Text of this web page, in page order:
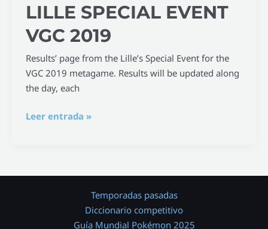
LILLE SPECIAL EVENT
VGC 2019
Results’ page from the Lille’s Special Event for the
VGC 2019 metagame. Results will be updated along
the day, each
Leer entrada »
Temporadas pasadas
Diccionario competitivo
Guía Mundial Pokémon 2025